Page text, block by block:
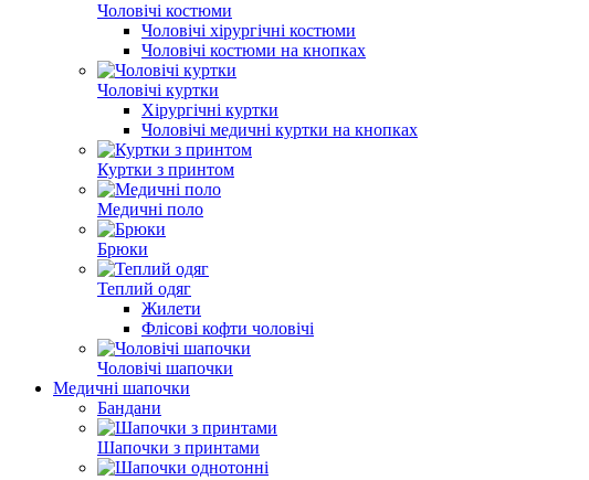
Чоловічі костюми
Чоловічі хірургічні костюми
Чоловічі костюми на кнопках
Чоловічі куртки
Хірургічні куртки
Чоловічі медичні куртки на кнопках
Куртки з принтом
Медичні поло
Брюки
Теплий одяг
Жилети
Флісові кофти чоловічі
Чоловічі шапочки
Медичні шапочки
Бандани
Шапочки з принтами